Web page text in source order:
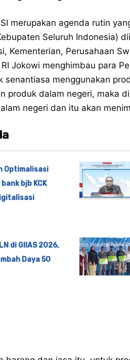
merupakan agenda rutin
Seluruh Indonesia)
Kementerian, Perusahaan
Jokowi menghimbau para
senantiasa menggunakan
produk dalam negeri, maka
negeri dan itu akan
Optimalisasi
bjb KCK
di GIIAS 2026,
Daya 50